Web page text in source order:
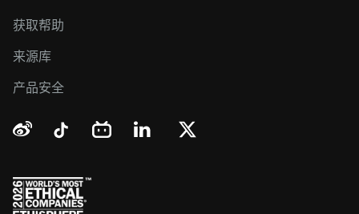
获取帮助
来源库
产品安全